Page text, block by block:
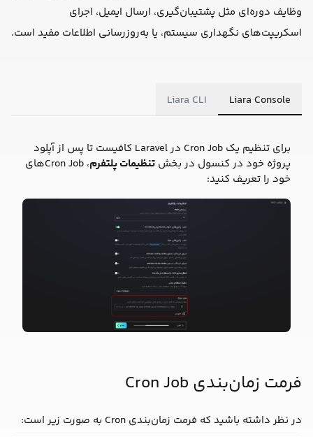
وظایف دوره‌ای مثل پشتیبان‌گیری، ارسال ایمیل، اجرای
اسکریپت‌های نگهداری سیستم، یا به‌روزرسانی اطلاعات مفید است.
Liara Console
Liara CLI
برای تنظیم یک Cron Job در Laravel کافیست تا پس از آپلود
پروژه خود در کنسول در بخش تنظیمات پلتفرم
، Cron Jobهای
خود را تعریف کنید:
فرمت زمان‌بندی Cron Job
در نظر داشته باشید که فرمت زمان‌بندی Cron به صورت زیر است: